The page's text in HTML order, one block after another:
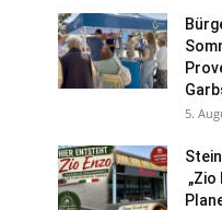
5.
„Zio